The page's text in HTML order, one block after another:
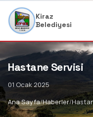
Kiraz
Belediyesi
Hastane Servisi
01 Ocak 2025
Ana Sayfa Haberler